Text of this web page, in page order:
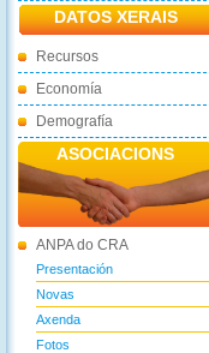
DATOS XERAIS
Recursos
Economía
Demografía
ASOCIACIONS
ANPA do CRA
Presentación
Novas
Axenda
Fotos